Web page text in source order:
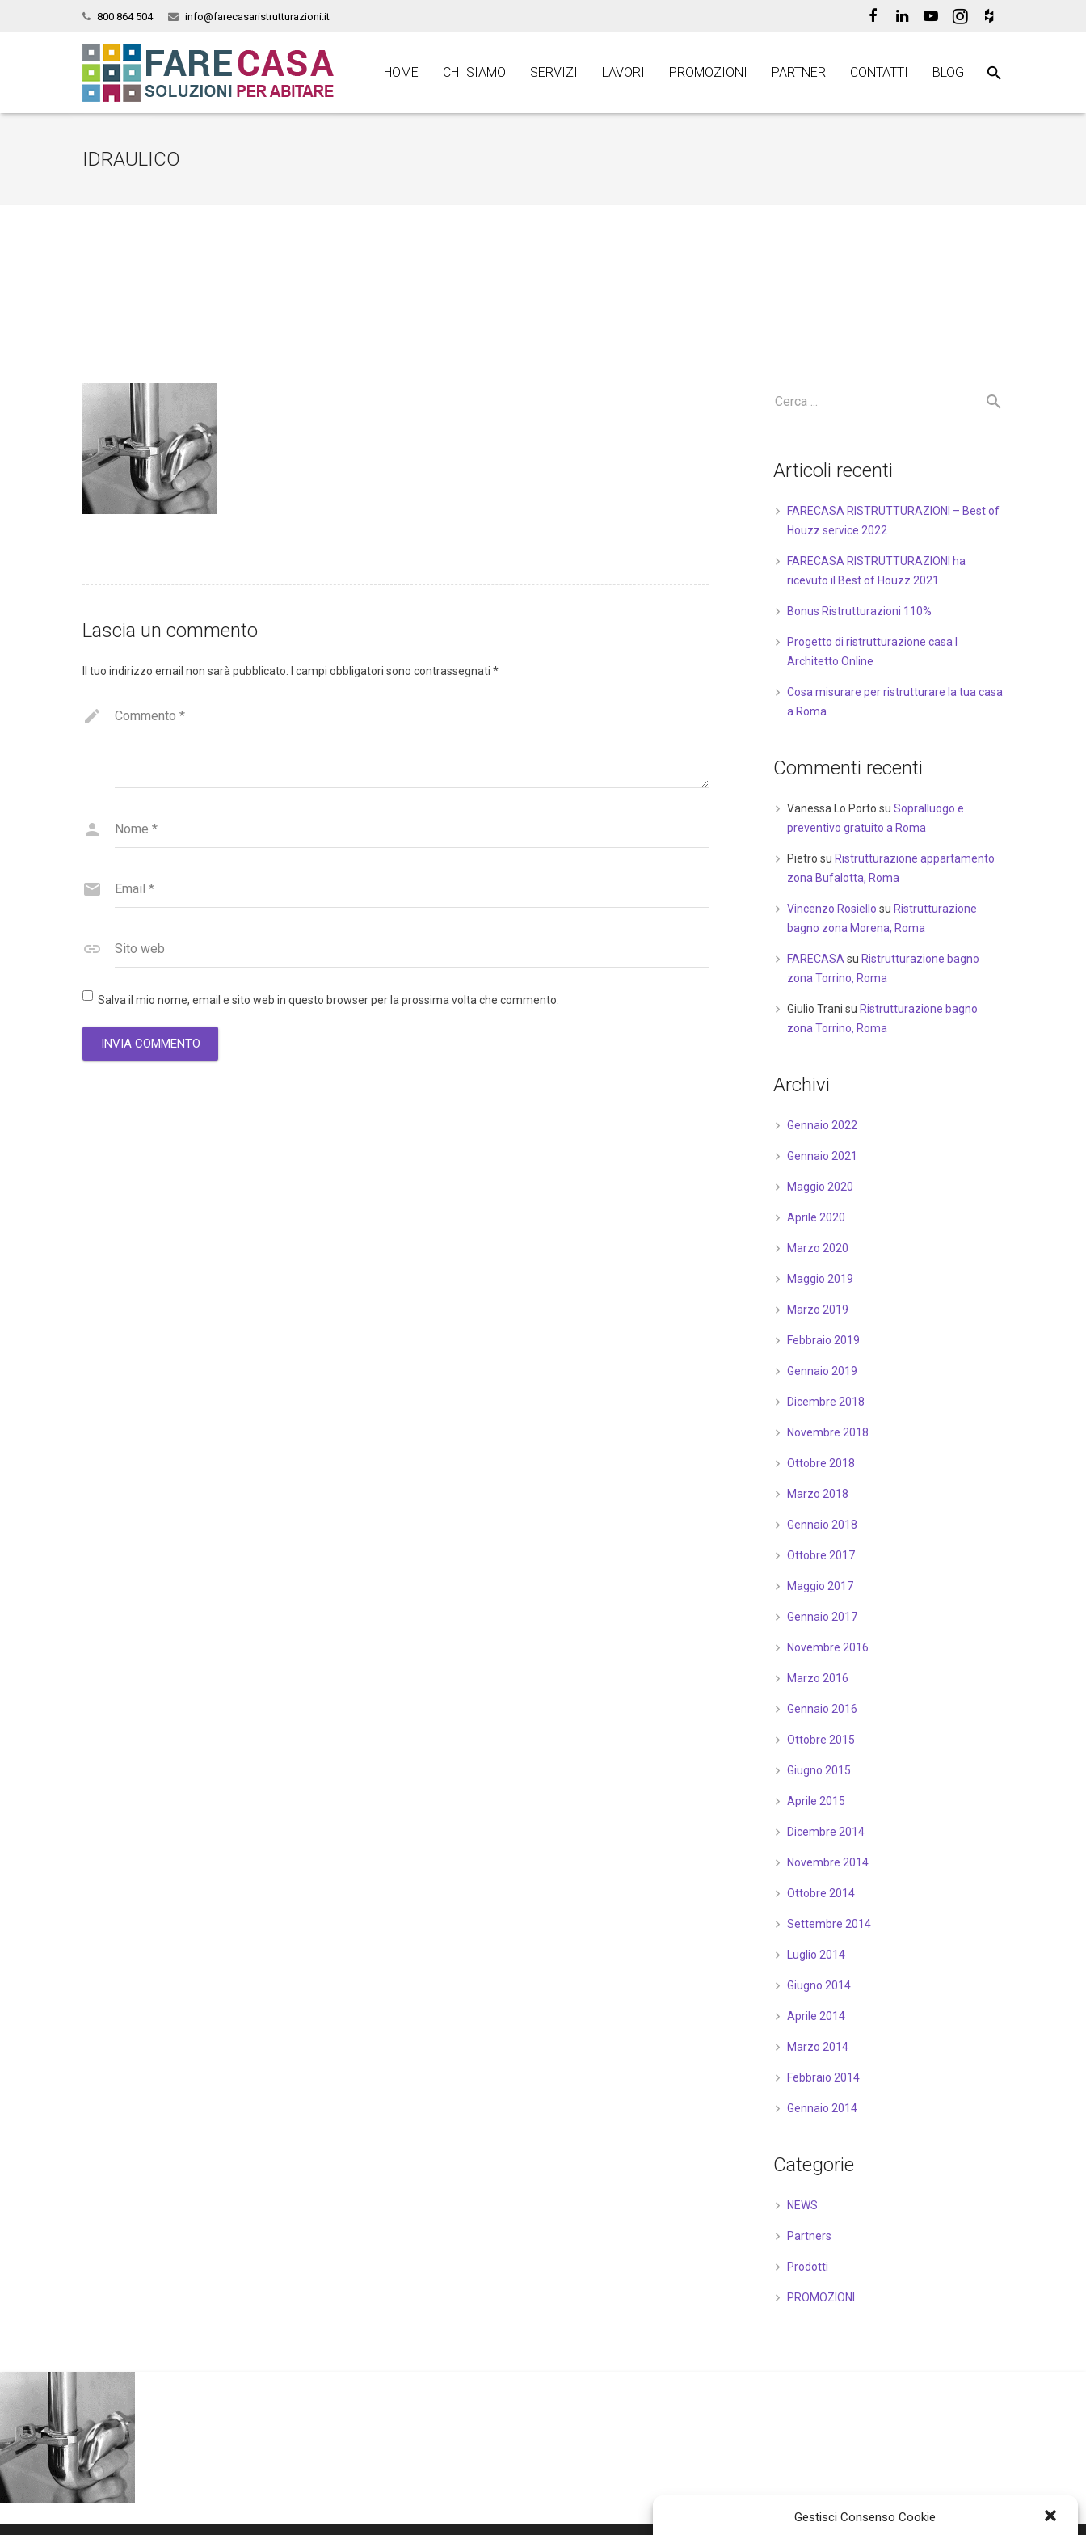
Gestisci Consenso Cookie
800 864 504 info@farecasaristrutturazioni.it
HOME CHI SIAMO SERVIZI LAVORI PROMOZIONI PARTNER CONTATTI BLOG
IDRAULICO
Lascia un commento
Il tuo indirizzo email non sarà pubblicato. I campi obbligatori sono contrassegnati *
Commento *
Nome *
Email *
Sito web
Salva il mio nome, email e sito web in questo browser per la prossima volta che commento.
Articoli recenti
FARECASA RISTRUTTURAZIONI – Best of
Houzz service 2022
FARECASA RISTRUTTURAZIONI ha
ricevuto il Best of Houzz 2021
Bonus Ristrutturazioni 110%
Progetto di ristrutturazione casa I
Architetto Online
Cosa misurare per ristrutturare la tua casa
a Roma
Commenti recenti
Vanessa Lo Porto su Sopralluogo e
preventivo gratuito a Roma
Pietro su Ristrutturazione appartamento
zona Bufalotta, Roma
Vincenzo Rosiello su Ristrutturazione
bagno zona Morena, Roma
FARECASA su Ristrutturazione bagno
zona Torrino, Roma
Giulio Trani su Ristrutturazione bagno
zona Torrino, Roma
Archivi
Gennaio 2022
Gennaio 2021
Maggio 2020
Aprile 2020
Marzo 2020
Maggio 2019
Marzo 2019
Febbraio 2019
Gennaio 2019
Dicembre 2018
Novembre 2018
Ottobre 2018
Marzo 2018
Gennaio 2018
Ottobre 2017
Maggio 2017
Gennaio 2017
Novembre 2016
Marzo 2016
Gennaio 2016
Ottobre 2015
Giugno 2015
Aprile 2015
Dicembre 2014
Novembre 2014
Ottobre 2014
Settembre 2014
Luglio 2014
Giugno 2014
Aprile 2014
Marzo 2014
Febbraio 2014
Gennaio 2014
Categorie
NEWS
Partners
Prodotti
PROMOZIONI